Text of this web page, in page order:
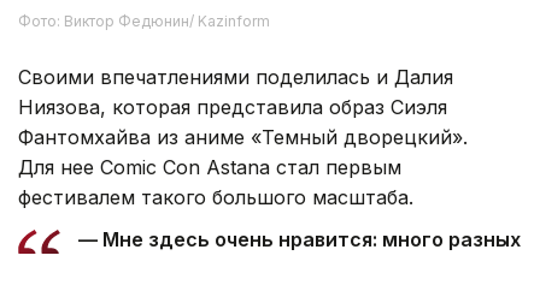
Фото: Виктор Федюнин/ Kazinform
Своими впечатлениями поделилась и Далия
Ниязова, которая представила образ Сиэля
Фантомхайва из аниме «Темный дворецкий».
Для нее Comic Con Astana стал первым
фестивалем такого большого масштаба.
— Мне здесь очень нравится: много разных